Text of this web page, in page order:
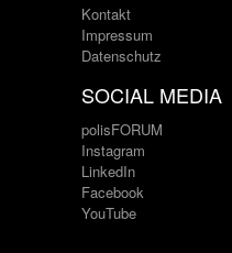
Kontakt
Impressum
Datenschutz
SOCIAL MEDIA
polisFORUM
Instagram
LinkedIn
Facebook
YouTube